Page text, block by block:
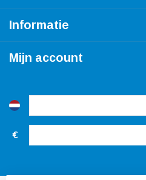
Informatie
Mijn account
€